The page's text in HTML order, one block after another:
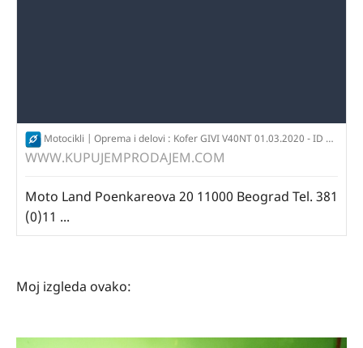
Motocikli | Oprema i delovi : Kofer GIVI V40NT 01.03.2020 - ID 85748126 - KupujemProdajem
WWW.KUPUJEMPRODAJEM.COM
Moto Land Poenkareova 20 11000 Beograd Tel. 381
(0)11 ...
Moj izgleda ovako: